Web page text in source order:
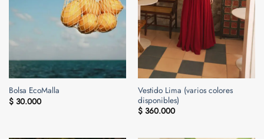
Bolsa EcoMalla
$30.000
Vestido Lima (varios colores
disponibles)
$360.000